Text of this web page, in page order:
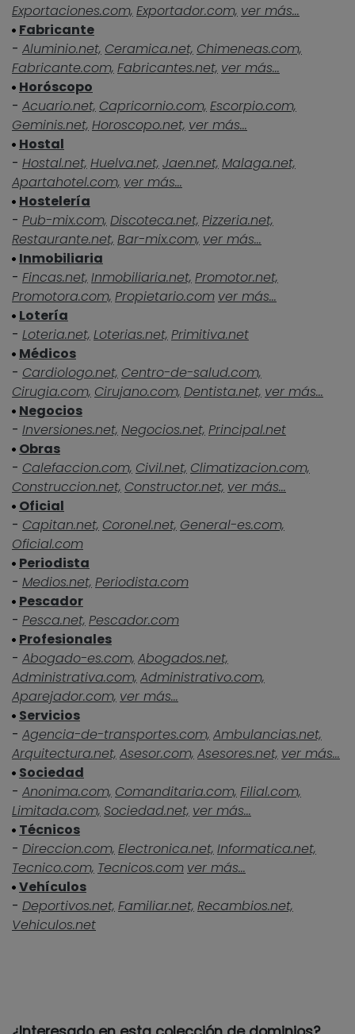
Exportaciones.com, Exportador.com, ver más...
Fabricante
- Aluminio.net, Ceramica.net, Chimeneas.com,
Fabricante.com, Fabricantes.net, ver más...
Horóscopo
- Acuario.net, Capricornio.com, Escorpio.com,
Geminis.net, Horoscopo.net, ver más...
Hostal
- Hostal.net, Huelva.net, Jaen.net, Malaga.net,
Apartahotel.com, ver más...
Hostelería
- Pub-mix.com, Discoteca.net, Pizzeria.net,
Restaurante.net, Bar-mix.com, ver más...
Inmobiliaria
- Fincas.net, Inmobiliaria.net, Promotor.net,
Promotora.com, Propietario.com ver más...
Lotería
- Loteria.net, Loterias.net, Primitiva.net
Médicos
- Cardiologo.net, Centro-de-salud.com,
Cirugia.com, Cirujano.com, Dentista.net, ver más...
Negocios
- Inversiones.net, Negocios.net, Principal.net
Obras
- Calefaccion.com, Civil.net, Climatizacion.com,
Construccion.net, Constructor.net, ver más...
Oficial
- Capitan.net, Coronel.net, General-es.com,
Oficial.com
Periodista
- Medios.net, Periodista.com
Pescador
- Pesca.net, Pescador.com
Profesionales
- Abogado-es.com, Abogados.net,
Administrativa.com, Administrativo.com,
Aparejador.com, ver más...
Servicios
- Agencia-de-transportes.com, Ambulancias.net,
Arquitectura.net, Asesor.com, Asesores.net, ver más...
Sociedad
- Anonima.com, Comanditaria.com, Filial.com,
Limitada.com, Sociedad.net, ver más...
Técnicos
- Direccion.com, Electronica.net, Informatica.net,
Tecnico.com, Tecnicos.com ver más...
Vehículos
- Deportivos.net, Familiar.net, Recambios.net,
Vehiculos.net